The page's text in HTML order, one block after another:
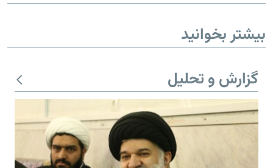
بیشتر بخوانید
گزارش و تحلیل